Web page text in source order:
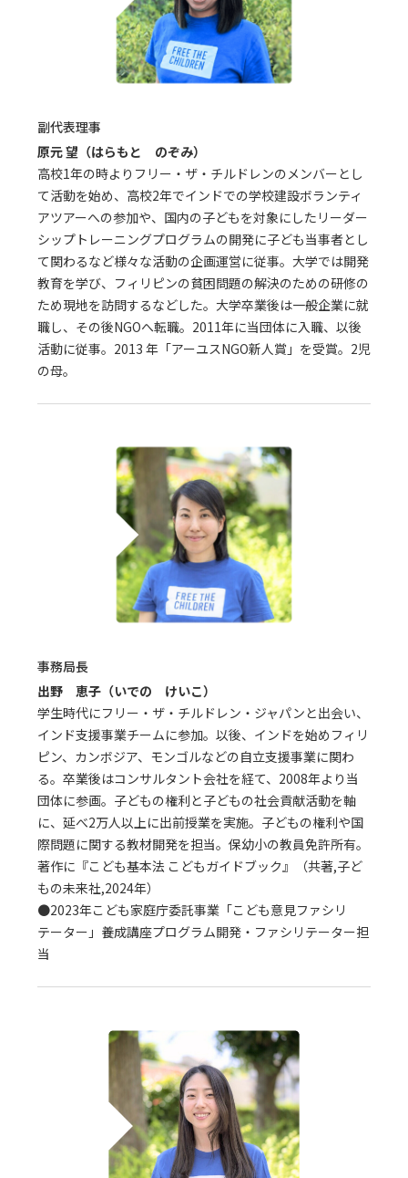
副代表理事
原元 望（はらもと のぞみ）
高校1年の時よりフリー・ザ・チルドレンのメンバーとし
て活動を始め、高校2年でインドでの学校建設ボランティ
アツアーへの参加や、国内の子どもを対象にしたリーダー
シップトレーニングプログラムの開発に子ども当事者とし
て関わるなど様々な活動の企画運営に従事。大学では開発
教育を学び、フィリピンの貧困問題の解決のための研修の
ため現地を訪問するなどした。大学卒業後は一般企業に就
職し、その後NGOへ転職。2011年に当団体に入職、以後
活動に従事。2013 年「アーユスNGO新人賞」を受賞。2児
の母。
事務局長
出野 恵子（いでの けいこ）
学生時代にフリー・ザ・チルドレン・ジャパンと出会い、
インド支援事業チームに参加。以後、インドを始めフィリ
ピン、カンボジア、モンゴルなどの自立支援事業に関わ
る。卒業後はコンサルタント会社を経て、2008年より当
団体に参画。子どもの権利と子どもの社会貢献活動を軸
に、延べ2万人以上に出前授業を実施。子どもの権利や国
際問題に関する教材開発を担当。保幼小の教員免許所有。
著作に『こども基本法 こどもガイドブック』（共著,子ど
もの未来社,2024年）
●2023年こども家庭庁委託事業「こども意見ファシリ
テーター」養成講座プログラム開発・ファシリテーター担
当